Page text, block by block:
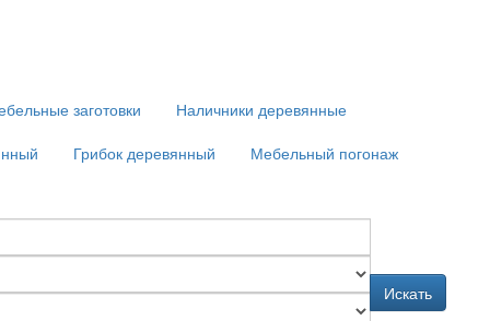
заготовки
Наличники деревянные
Грибок деревянный Мебельный погонаж
Искать